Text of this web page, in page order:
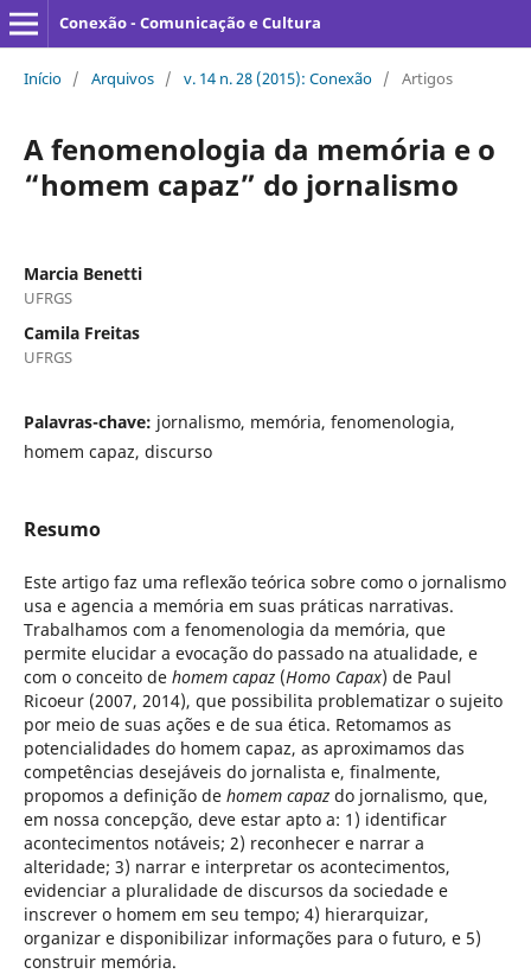
Conexão - Comunicação e Cultura
Início / Arquivos / v. 14 n. 28 (2015): Conexão / Artigos
A fenomenologia da memória e o
“homem capaz” do jornalismo
Marcia Benetti
UFRGS
Camila Freitas
UFRGS
Palavras-chave: jornalismo, memória, fenomenologia,
homem capaz, discurso
Resumo
Este artigo faz uma reflexão teórica sobre como o jornalismo
usa e agencia a memória em suas práticas narrativas.
Trabalhamos com a fenomenologia da memória, que
permite elucidar a evocação do passado na atualidade, e
com o conceito de homem capaz(Homo Capax) de Paul
Ricoeur (2007, 2014), que possibilita problematizar o sujeito
por meio de suas ações e de sua ética. Retomamos as
potencialidades do homem capaz, as aproximamos das
competências desejáveis do jornalista e, finalmente,
propomos a definição de homem capazdo jornalismo, que,
em nossa concepção, deve estar apto a: 1) identificar
acontecimentos notáveis; 2) reconhecer e narrar a
alteridade; 3) narrar e interpretar os acontecimentos,
evidenciar a pluralidade de discursos da sociedade e
inscrever o homem em seu tempo; 4) hierarquizar,
organizar e disponibilizar informações para o futuro, e 5)
construir memória.